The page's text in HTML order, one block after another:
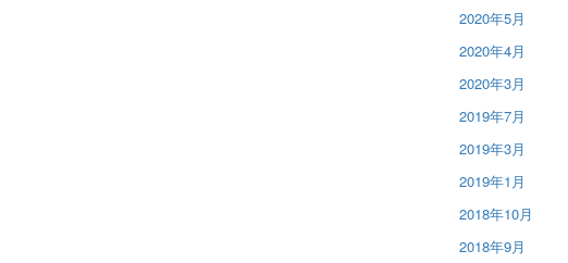
2020年5月
2020年4月
2020年3月
2019年7月
2019年3月
2019年1月
2018年10月
2018年9月